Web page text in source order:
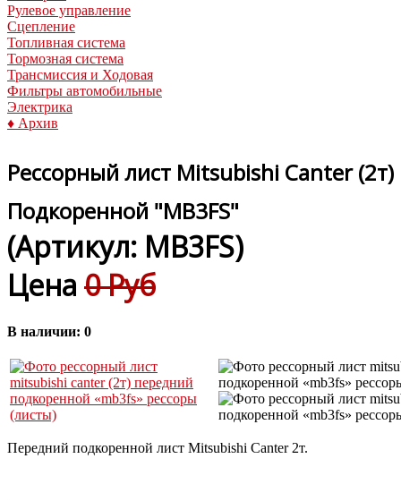
Рулевое управление
Сцепление
Топливная система
Тормозная система
Трансмиссия и Ходовая
Фильтры автомобильные
Электрика
♦ Архив
Рессорный лист Mitsubishi Canter
Подкоренной "MB3FS"
(Артикул: MB3FS)
Цена 0 Руб
В наличии: 0
Передний подкоренной лист Mitsubishi Canter 2т.